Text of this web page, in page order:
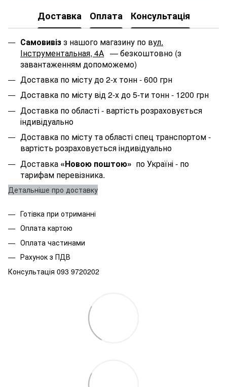
Доставка Оплата Консультація
Самовивізз нашого магазину по вул.
Інструментальная, 4А — безкоштовно (з
завантаженням допоможемо)
Доставка по місту до 2-х тонн - 600 грн
Доставка по місту від 2-х до 5-ти тонн - 1200 грн
Доставка по області- вартість розраховується
індивідуально
Доставка по місту та області спец транспортом-
вартість розраховується індивідуально
Доставка «Новою поштою» по Україні - по
тарифам перевізника.
Детальніше про доставку
Готівка при отриманні
Оплата картою
Оплата частинами
Рахунок з ПДВ
Консультація 093 9720202